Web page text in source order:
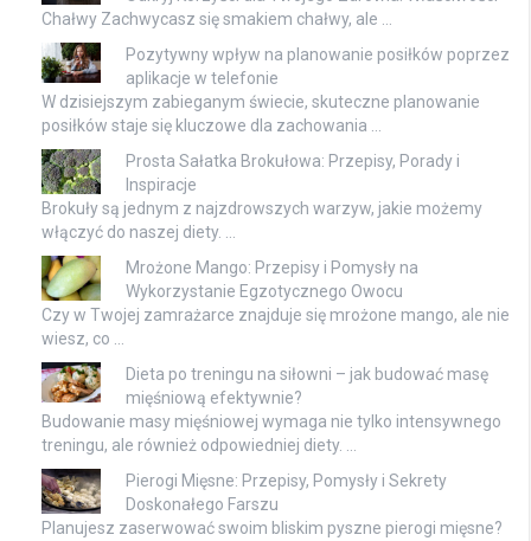
Chałwy Zachwycasz się smakiem chałwy, ale …
Pozytywny wpływ na planowanie posiłków poprzez
aplikacje w telefonie
W dzisiejszym zabieganym świecie, skuteczne planowanie
posiłków staje się kluczowe dla zachowania …
Prosta Sałatka Brokułowa: Przepisy, Porady i
Inspiracje
Brokuły są jednym z najzdrowszych warzyw, jakie możemy
włączyć do naszej diety. …
Mrożone Mango: Przepisy i Pomysły na
Wykorzystanie Egzotycznego Owocu
Czy w Twojej zamrażarce znajduje się mrożone mango, ale nie
wiesz, co …
Dieta po treningu na siłowni – jak budować masę
mięśniową efektywnie?
Budowanie masy mięśniowej wymaga nie tylko intensywnego
treningu, ale również odpowiedniej diety. …
Pierogi Mięsne: Przepisy, Pomysły i Sekrety
Doskonałego Farszu
Planujesz zaserwować swoim bliskim pyszne pierogi mięsne?